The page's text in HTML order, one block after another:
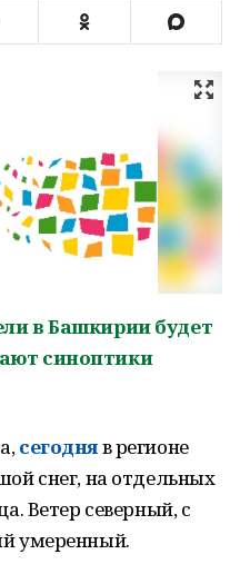
в Башкирии будет
синоптики
сегодняв регионе
снег, на отдельных
Ветер северный, с
умеренный.